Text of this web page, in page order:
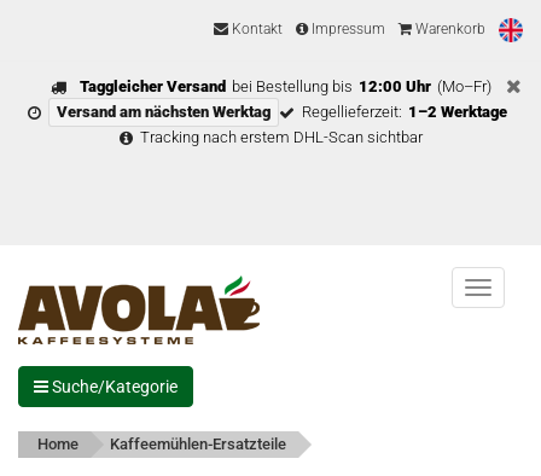
Kontakt Impressum Warenkorb
Taggleicher Versand bei Bestellung bis 12:00 Uhr (Mo–Fr)
Versand am nächsten Werktag
Regellieferzeit: 1–2 Werktage
Tracking nach erstem DHL-Scan sichtbar
Menu
Suche/Kategorie
Home Kaffeemühlen-Ersatzteile